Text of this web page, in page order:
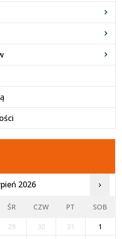
2026 ›
ŚR CZW PT SOB
29 30 31
1